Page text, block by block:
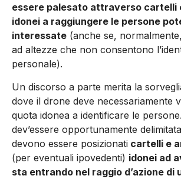
essere palesato attraverso cartelli
idonei a raggiungere le persone
interessate (anche se,
ad altezze che non consentono
personale).
Un discorso a parte merita la
dove il drone deve necessariamente
quota idonea a identificare le persone.
dev’essere oppor­tunamente
devono essere posizionati cartelli e
(per eventuali ipovedenti) idonei ad
sta entrando nel raggio d’azione di